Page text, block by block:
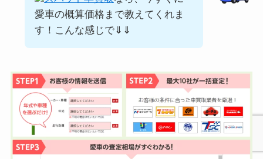
愛車の概算価格まで教えてくれま
す！こんな感じで⇓⇓